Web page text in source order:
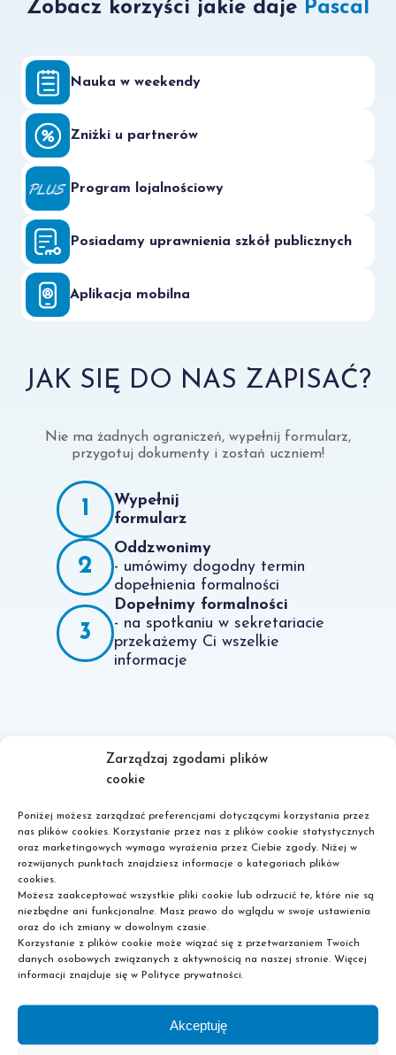
Zarządzaj zgodami plików
cookie
Poniżej możesz zarządzać preferencjami dotyczącymi korzystania przez
nas plików cookies. Korzystanie przez nas z plików cookie statystycznych
oraz marketingowych wymaga wyrażenia przez Ciebie zgody. Niżej w
rozwijanych punktach znajdziesz informacje o kategoriach plików
cookies.
Możesz zaakceptować wszystkie pliki cookie lub odrzucić te, które nie są
niezbędne ani funkcjonalne. Masz prawo do wglądu w swoje ustawienia
oraz do ich zmiany w dowolnym czasie.
Korzystanie z plików cookie może wiązać się z przetwarzaniem Twoich
danych osobowych związanych z aktywnością na naszej stronie. Więcej
informacji znajduje się w Polityce prywatności.
Akceptuję
Zobacz korzyści jakie daje Pascal
Nauka w weekendy
Zniżki u partnerów
Program lojalnościowy
Posiadamy uprawnienia szkół publicznych
Aplikacja mobilna
JAK SIĘ DO NAS ZAPISAĆ?
Nie ma żadnych ograniczeń, wypełnij formularz,
przygotuj dokumenty i zostań uczniem!
1
Wypełnij
formularz
2
Oddzwonimy
- umówimy dogodny termin
dopełnienia formalności
3
Dopełnimy formalności
- na spotkaniu w sekretariacie
przekażemy Ci wszelkie
informacje
Chcesz kontynuować swoją edukację na jednym z
naszych kierunków? Nie zwlekaj i już teraz zarezerwuj
sobie miejsce w pobliskiej placówce dokonując zapisu
on-line! Liczba miejsc jest ograniczona, dlatego im
szybciej wypełnisz formularz, tym większa szansa, że już
wkrótce staniesz się słuchaczem jednej z naszych szkół
Cię kierunek oraz pożądane miasto i podasz nam swoje